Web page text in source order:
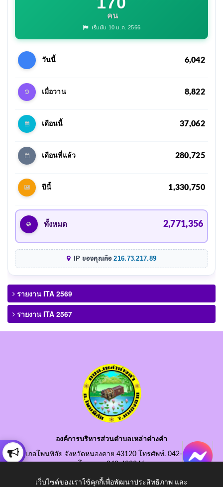
คน
เริ่มนับ 10 ม.ค. 2566
วันนี้ 6,042
เมื่อวาน 8,822
เดือนนี้ 37,062
เดือนที่แล้ว 280,725
ปีนี้ 1,330,750
ทั้งหมด 2,771,356
IP ของคุณคือ216.73.217.89
รายงาน ITA 2569
รายงาน ITA 2567
องค์การบริหารส่วนตำบลเหล่าต่างคำ
อำเภอโพนพิสัย จังหวัดหนองคาย 43120 โทรศัพท์. 042-490845
โทรสาร. 042-490846
อีเมลกลาง. saraban@laotangkham.go.th
เว็บไซต์ของเราใช้คุกกี้เพื่อพัฒนาประสิทธิภาพ และ